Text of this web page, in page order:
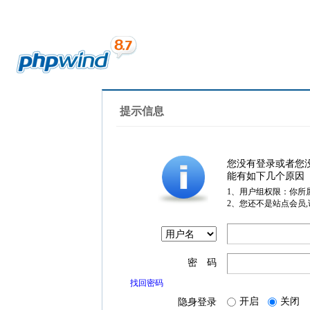
提示信息
您没有登录或者您
能有如下几个原因
1、用户组权限：你所
2、您还不是站点会员
密 码
找回密码
隐身登录 开启 关闭